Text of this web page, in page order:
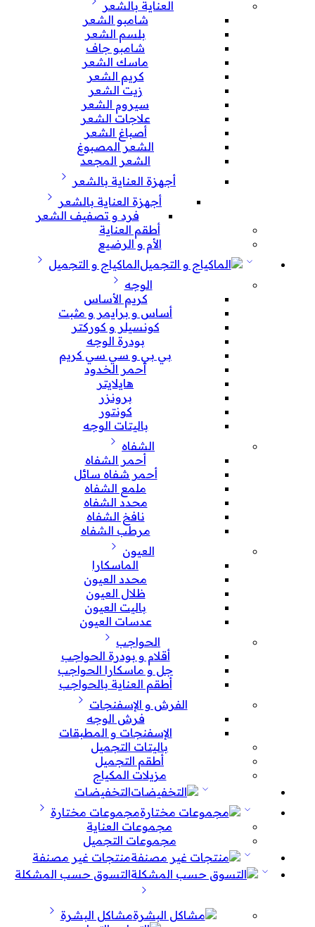
العناية بالشعر
شامبو الشعر
بلسم الشعر
شامبو جاف
ماسك الشعر
كريم الشعر
زيت الشعر
سيروم الشعر
علاجات الشعر
أصباغ الشعر
الشعر المصبوغ
الشعر المجعد
أجهزة العناية بالشعر
أجهزة العناية بالشعر
فرد و تصفيف الشعر
أطقم العناية
الأم و الرضيع
الماكياج و التجميل
الوجه
كريم الأساس
أساس و برايمر و مثبت
كونسيلر و كوركتر
بودرة الوجه
بي بي و سي سي كريم
أحمر الخدود
هايلايتر
برونزر
كونتور
باليتات الوجه
الشفاه
أحمر الشفاه
أحمر شفاه سائل
ملمع الشفاه
محدد الشفاه
نافخ الشفاه
مرطب الشفاه
العيون
الماسكارا
محدد العيون
ظلال العيون
باليت العيون
عدسات العيون
الحواجب
أقلام و بودرة الحواجب
جل و ماسكارا الحواجب
أطقم العناية بالحواجب
الفرش و الإسفنجات
فرش الوجه
الإسفنجات و المطبقات
باليتات التجميل
أطقم التجميل
مزيلات المكياج
التخفيضات
مجموعات مختارة
مجموعات العناية
مجموعات التجميل
منتجات غير مصنفة
التسوق حسب المشكلة
مشاكل البشرة